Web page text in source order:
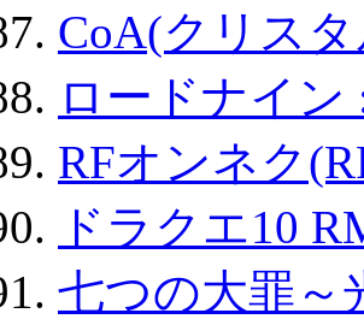
CoA(クリス
ロードナイン
RFオンネク
ドラクエ10
七つの大罪～